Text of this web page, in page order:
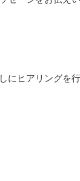
にヒアリングを行